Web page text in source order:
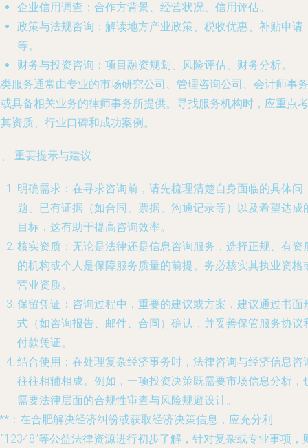
企业信用调查 ：合作方背景、经营状况、信用评估。
政策与法规咨询 ：解读地方产业政策、税收优惠、补贴申请
等。
财务与投资咨询 ：项目融资规划、风险评估、财务分析。
服务通常由专业的市场研究公司、管理咨询公司、会计师事务
具备相关业务的律师事务所提供。寻找服务机构时，应重点考
资质、行业口碑和成功案例。
重要提示与建议
明确需求 ：在寻求咨询前，请先梳理清楚自身面临的具体问
题、已有证据（如合同、票据、沟通记录等）以及希望达成
目标，这有助于提高咨询效率。
核实资质 ：无论是法律还是信息咨询服务，选择正规、有资
的机构或个人是保障服务质量的前提。务必核实其执业资格
营业资质。
保留凭证 ：咨询过程中，重要的建议或方案，建议通过书面
式（如咨询报告、邮件、合同）确认，并妥善保管服务协议
付款凭证。
结合使用 ：在处理复杂经济事务时，法律咨询与经济信息咨
往往相辅相成。例如，一项投资决策既需要市场信息分析，
需要法律层面的合规性审查与风险规避设计。
：在合肥解决经济纠纷或获取经济决策信息，应充分利
等公益法律资源进行初步了解，针对复杂或专业事项，